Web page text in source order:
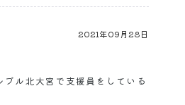
2021年09月28日
ブル北大宮で支援員をしている